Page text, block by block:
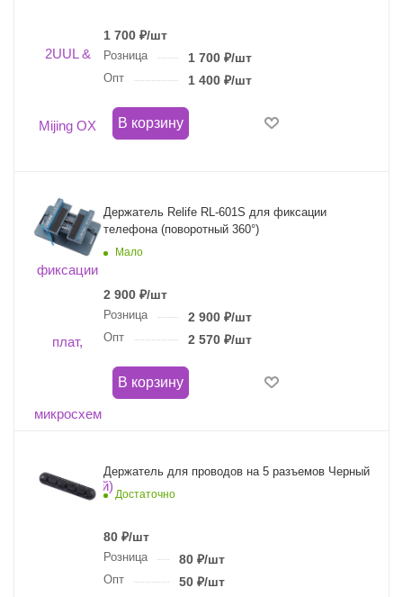
1 700 ₽/шт
Розница 1 700₽/шт
Опт 1 400₽/шт
В корзину
Держатель Relife RL-601S для фиксации
телефона (поворотный 360°)
Мало
2 900 ₽/шт
Розница 2 900₽/шт
Опт 2 570₽/шт
В корзину
Держатель для проводов на 5 разъемов Черный
Достаточно
80 ₽/шт
Розница 80₽/шт
Опт 50₽/шт